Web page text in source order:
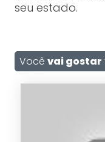
seu estado.
Você vai gostar